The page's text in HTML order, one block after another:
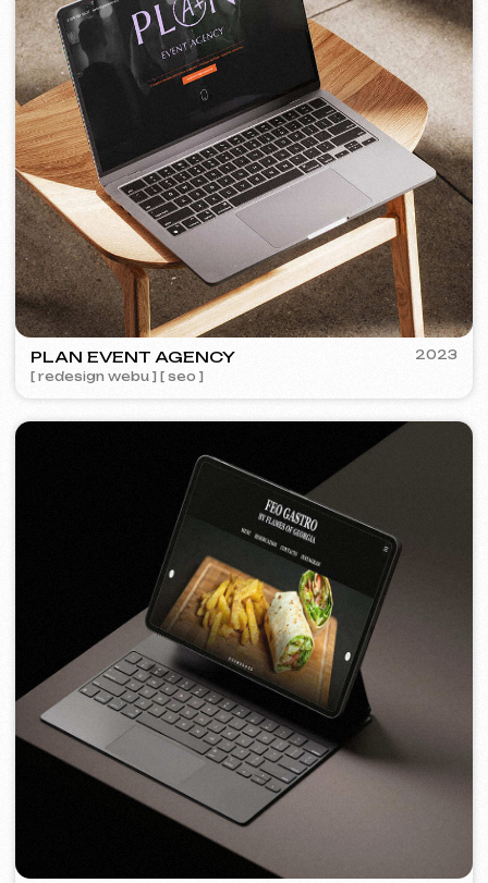
TOP TRAVEL COMPANY
[ logo ] [ web ] [ seo ] [ design ]
FEOH COSMETIC
[ e-shop ]
2022